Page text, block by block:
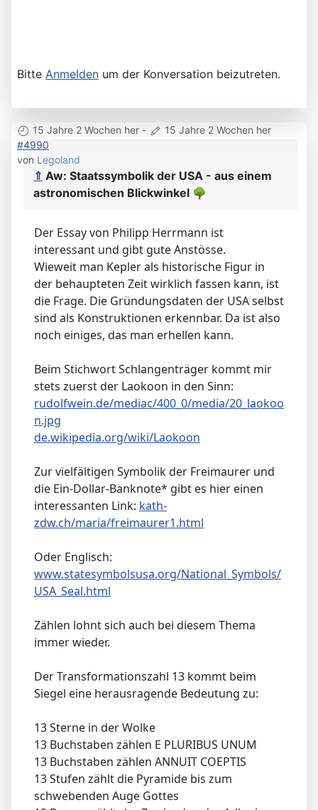
Bitte Anmelden um der Konversation beizutreten.
15 Jahre 2 Wochen her -
15 Jahre 2 Wochen her
#4990
von Legoland
⇑ Aw: Staatssymbolik der USA - aus einem
astronomischen Blickwinkel 🌳
Der Essay von Philipp Herrmann ist
interessant und gibt gute Anstösse.
Wieweit man Kepler als historische Figur in
der behaupteten Zeit wirklich fassen kann, ist
die Frage. Die Gründungsdaten der USA selbst
sind als Konstruktionen erkennbar. Da ist also
noch einiges, das man erhellen kann.
Beim Stichwort Schlangenträger kommt mir
stets zuerst der Laokoon in den Sinn:
rudolfwein.de/mediac/400_0/media/20_laokoo
n.jpg
de.wikipedia.org/wiki/Laokoon
Zur vielfältigen Symbolik der Freimaurer und
die Ein-Dollar-Banknote* gibt es hier einen
interessanten Link: kath-
zdw.ch/maria/freimaurer1.html
Oder Englisch:
www.statesymbolsusa.org/National_Symbols/
USA_Seal.html
Zählen lohnt sich auch bei diesem Thema
immer wieder.
Der Transformationszahl 13 kommt beim
Siegel eine herausragende Bedeutung zu:
13 Sterne in der Wolke
13 Buchstaben zählen E PLURIBUS UNUM
13 Buchstaben zählen ANNUIT COEPTIS
13 Stufen zählt die Pyramide bis zum
schwebenden Auge Gottes